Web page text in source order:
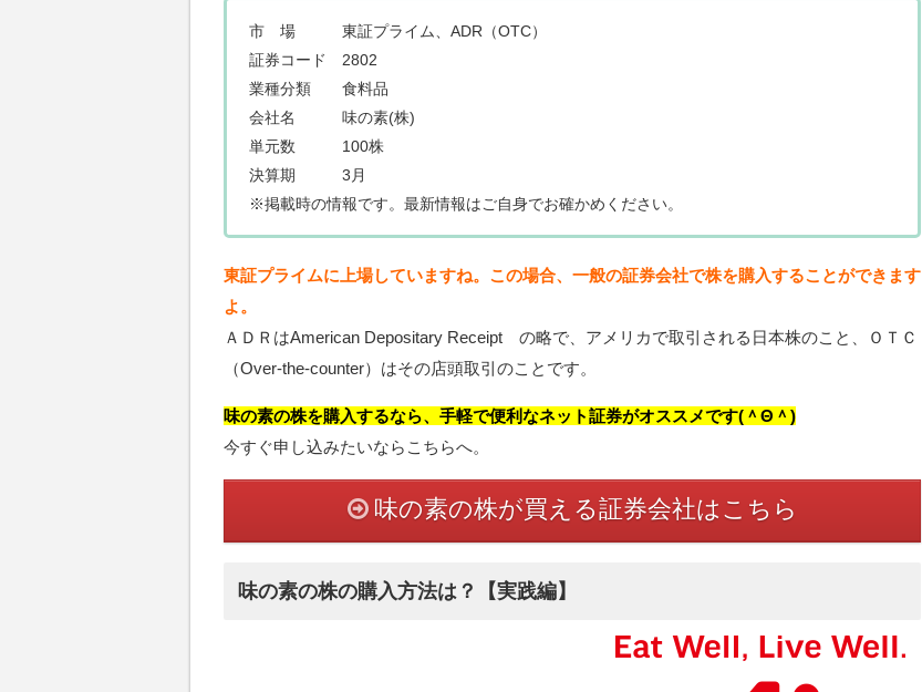
市 場 東証プライム、ADR（OTC）
証券コード 2802
業種分類 食料品
会社名 味の素(株)
単元数 100株
決算期 3月
※掲載時の情報です。最新情報はご自身でお確かめください。
東証プライムに上場していますね。この場合、一般の証券会社で株を購入することができます
よ。
ＡＤＲはAmerican Depositary Receipt の略で、アメリカで取引される日本株のこと、ＯＴＣ
（Over-the-counter）はその店頭取引のことです。
味の素の株を購入するなら、手軽で便利なネット証券がオススメです(＾Θ＾)
今すぐ申し込みたいならこちらへ。
味の素の株が買える証券会社はこちら
味の素の株の購入方法は？【実践編】